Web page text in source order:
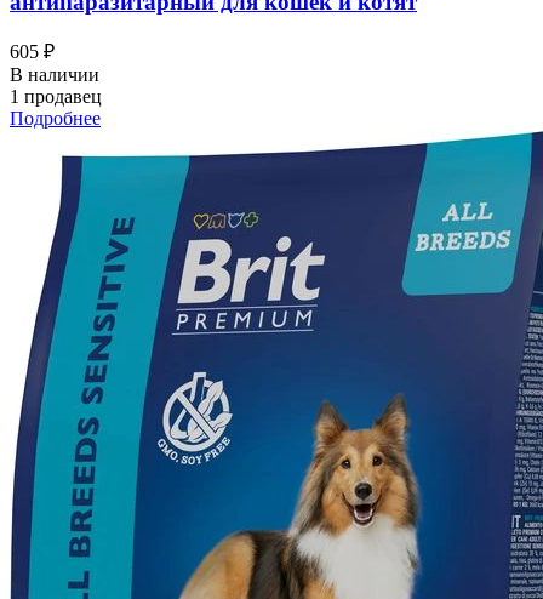
605 ₽
В наличии
1 продавец
Подробнее